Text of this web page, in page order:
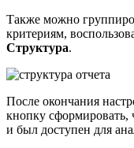
Также можно
критериям,
Структура.
После окончания
кнопку сформировать,
и был доступен для